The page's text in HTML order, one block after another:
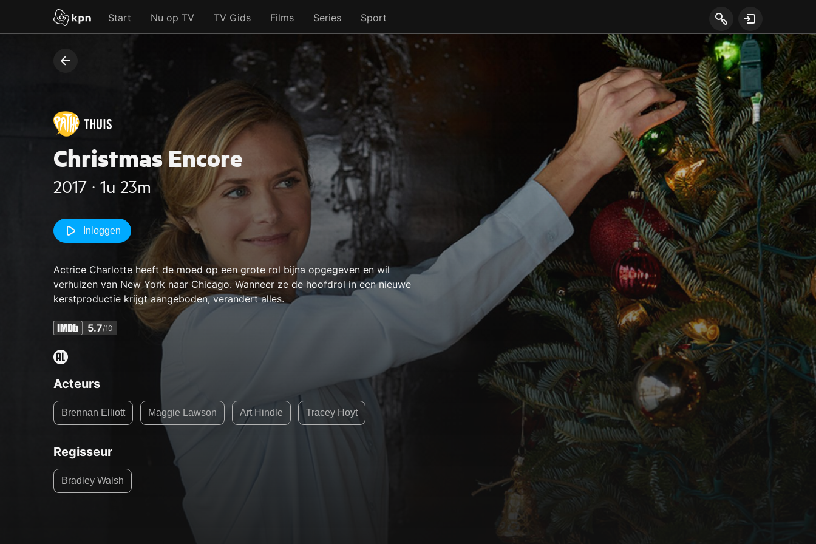
Start Nu op TV TV Gids Films Series Sport
Christmas Encore
2017 ‧ 1u 23m
Inloggen
Actrice Charlotte heeft de moed op een grote rol bijna opgegeven en wil
verhuizen van New York naar Chicago. Wanneer ze de hoofdrol in een nieuwe
kerstproductie krijgt aangeboden, verandert alles.
5.7/10
Acteurs
Brennan Elliott Maggie Lawson Art Hindle Tracey Hoyt
Regisseur
Bradley Walsh